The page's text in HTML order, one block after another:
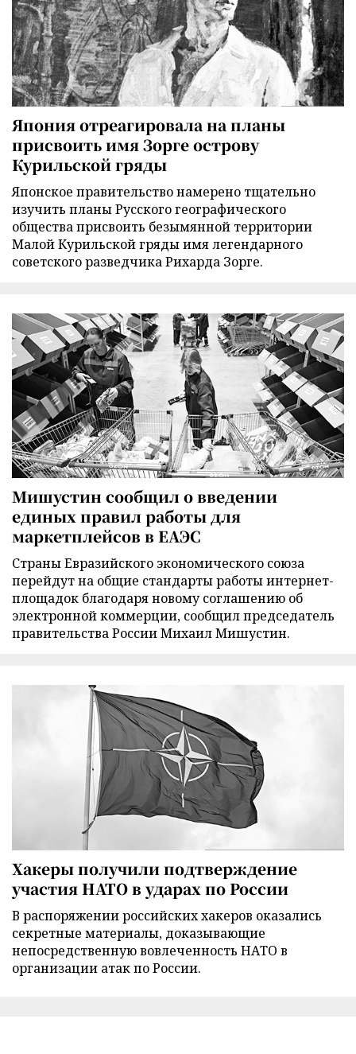
Япония отреагировала на планы
присвоить имя Зорге острову
Курильской гряды
Японское правительство намерено тщательно
изучить планы Русского географического
общества присвоить безымянной территории
Малой Курильской гряды имя легендарного
советского разведчика Рихарда Зорге.
Мишустин сообщил о введении
единых правил работы для
маркетплейсов в ЕАЭС
Страны Евразийского экономического союза
перейдут на общие стандарты работы интернет-
площадок благодаря новому соглашению об
электронной коммерции, сообщил председатель
правительства России Михаил Мишустин.
Хакеры получили подтверждение
участия НАТО в ударах по России
В распоряжении российских хакеров оказались
секретные материалы, доказывающие
непосредственную вовлеченность НАТО в
организации атак по России.